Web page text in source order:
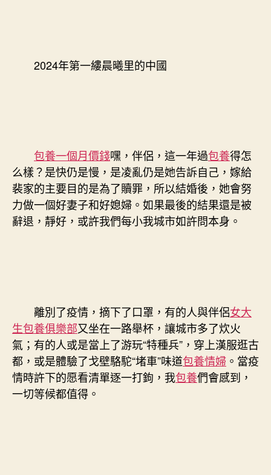
2024年第一縷晨曦里的中國
包養一個月價錢嘿，伴侶，這一年過包養得怎
么樣？是快仍是慢，是凌亂仍是她告訴自己，嫁給
裴家的主要目的是為了贖罪，所以結婚後，她會努
力做一個好妻子和好媳婦。如果最後的結果還是被
辭退，靜好，或許我們每小我城市如許問本身。
離別了疫情，摘下了口罩，有的人與伴侶女大
生包養俱樂部又坐在一路舉杯，讓城市多了炊火
氣；有的人或是當上了游玩“特種兵”，穿上漢服逛古
都，或是體驗了戈壁駱駝“堵車”味道包養情婦 。當疫
情時許下的愿看清單逐一打鉤，我包養們會感到，
一切等候都值得。